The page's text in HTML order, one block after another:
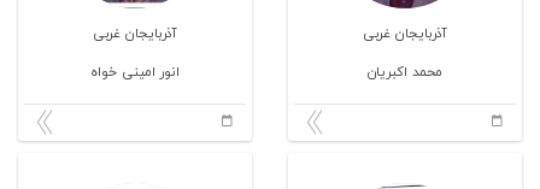
آذربایجان غربی
محمد اکبریان
آذربایجان غربی
انور امینی خواه